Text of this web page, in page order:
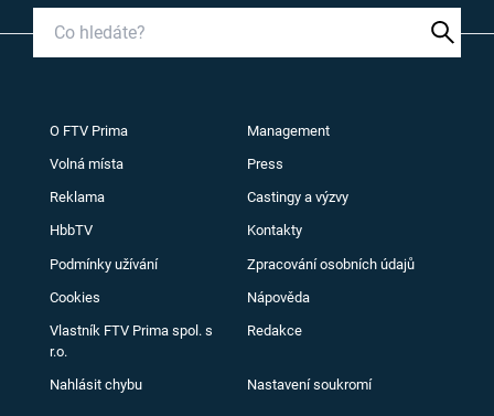
O FTV Prima Management
Volná místa Press
Reklama Castingy a výzvy
HbbTV Kontakty
Podmínky užívání Zpracování osobních údajů
Cookies Nápověda
Vlastník FTV Prima spol. s
r.o.
Redakce
Nahlásit chybu Nastavení soukromí